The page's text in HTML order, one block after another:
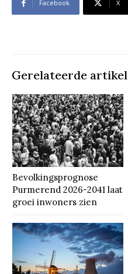
Facebook X
Gerelateerde
Bevolkingsprognose
Purmerend 2026-2041 laat
groei inwoners zien